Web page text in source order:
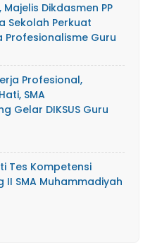
Majelis Dikdasmen PP
Sekolah Perkuat
Guru
Profesional,
SMA
Gelar DIKSUS Guru
Tes Kompetensi
II SMA Muhammadiyah